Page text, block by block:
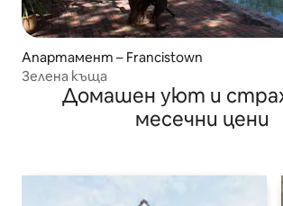
Апартамент – Francistown
Зелена къща
Домашен уют и
месечни цени